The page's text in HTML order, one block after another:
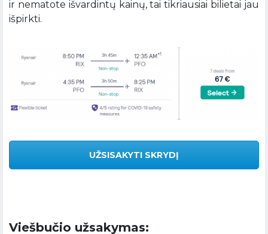
ir nematote išvardintų kainų, tai tikriausiai bilietai jau
išpirkti.
UŽSISAKYTI SKRYDĮ
Viešbučio užsakymas: